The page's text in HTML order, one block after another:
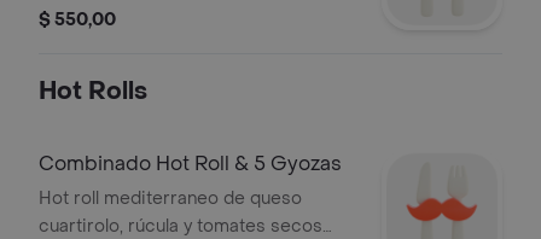
sésamo integral y negro, salsa de
$ 550,00
Hot Rolls
Combinado Hot Roll & 5 Gyozas
Hot roll mediterraneo de queso
cuartirolo, rúcula y tomates secos